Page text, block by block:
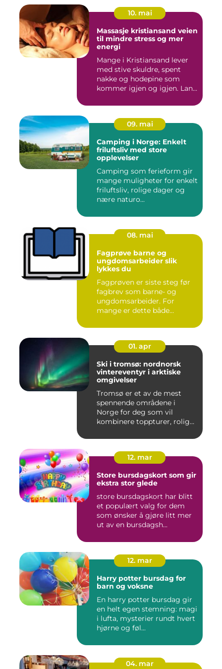
10. mai
Massasje kristiansand veien
til mindre stress og mer
energi
Mange i Kristiansand lever
med stive skuldre, spent
nakke og hodepine som
kommer igjen og igjen. Lan...
09. mai
Camping i Norge: Enkelt
friluftsliv med store
opplevelser
Camping som ferieform gir
mange muligheter for enkelt
friluftsliv, rolige dager og
nære naturo...
08. mai
Fagprøve barne og
ungdomsarbeider slik
lykkes du
Fagprøven er siste steg før
fagbrev som barne- og
ungdomsarbeider. For
mange er dette både
01. apr
Ski i tromsø: nordnorsk
vintereventyr i arktiske
omgivelser
Tromsø er et av de mest
spennende områdene i
Norge for deg som vil
kombinere toppturer, rolig
12. mar
Store bursdagskort som gir
ekstra stor glede
store bursdagskort har blitt
et populært valg for dem
som ønsker å gjøre litt mer
ut av en bursdagsh...
12. mar
Harry potter bursdag for
barn og voksne
En harry potter bursdag gir
en helt egen stemning: magi
i lufta, mysterier rundt hvert
hjørne og føl...
04. mar